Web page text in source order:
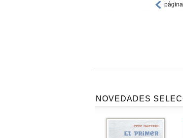
NOVEDADES